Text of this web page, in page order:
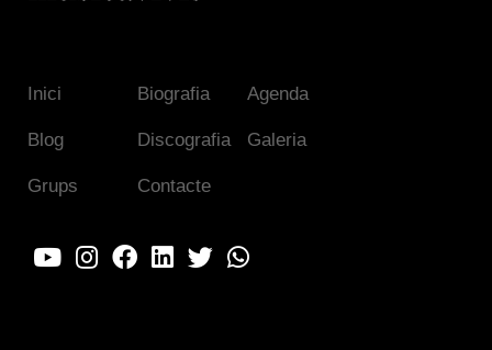
Inici Biografia Agenda
Blog Discografia Galeria
Grups Contacte